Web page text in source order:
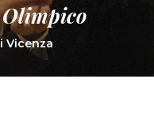
Vicenza